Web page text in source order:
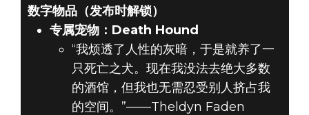
数字物品（发布时解锁）
专属宠物：Death Hound
“我烦透了人性的灰暗，于是就养了一
只死亡之犬。现在我没法去绝大多数
的酒馆，但我也无需忍受别人挤占我
的空间。”——Theldyn Faden